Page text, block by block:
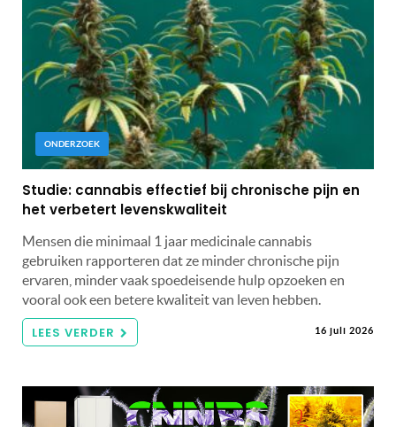
ONDERZOEK
Studie: cannabis effectief bij chronische pijn en
het verbetert levenskwaliteit
Mensen die minimaal 1 jaar medicinale cannabis
gebruiken rapporteren dat ze minder chronische pijn
ervaren, minder vaak spoedeisende hulp opzoeken en
vooral ook een betere kwaliteit van leven hebben.
LEES VERDER 16 juli 2026